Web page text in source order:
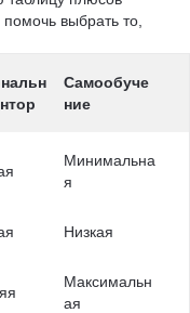
выбрать то,
Самообуче
ние
Минимальна
я
Низкая
Максимальн
ая